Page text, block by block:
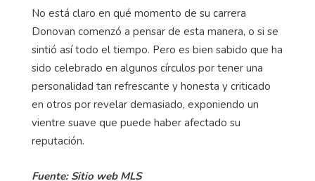
No está claro en qué momento de su carrera
Donovan comenzó a pensar de esta manera, o si se
sintió así todo el tiempo. Pero es bien sabido que ha
sido celebrado en algunos círculos por tener una
personalidad tan refrescante y honesta y criticado
en otros por revelar demasiado, exponiendo un
vientre suave que puede haber afectado su
reputación.
Fuente: Sitio web MLS